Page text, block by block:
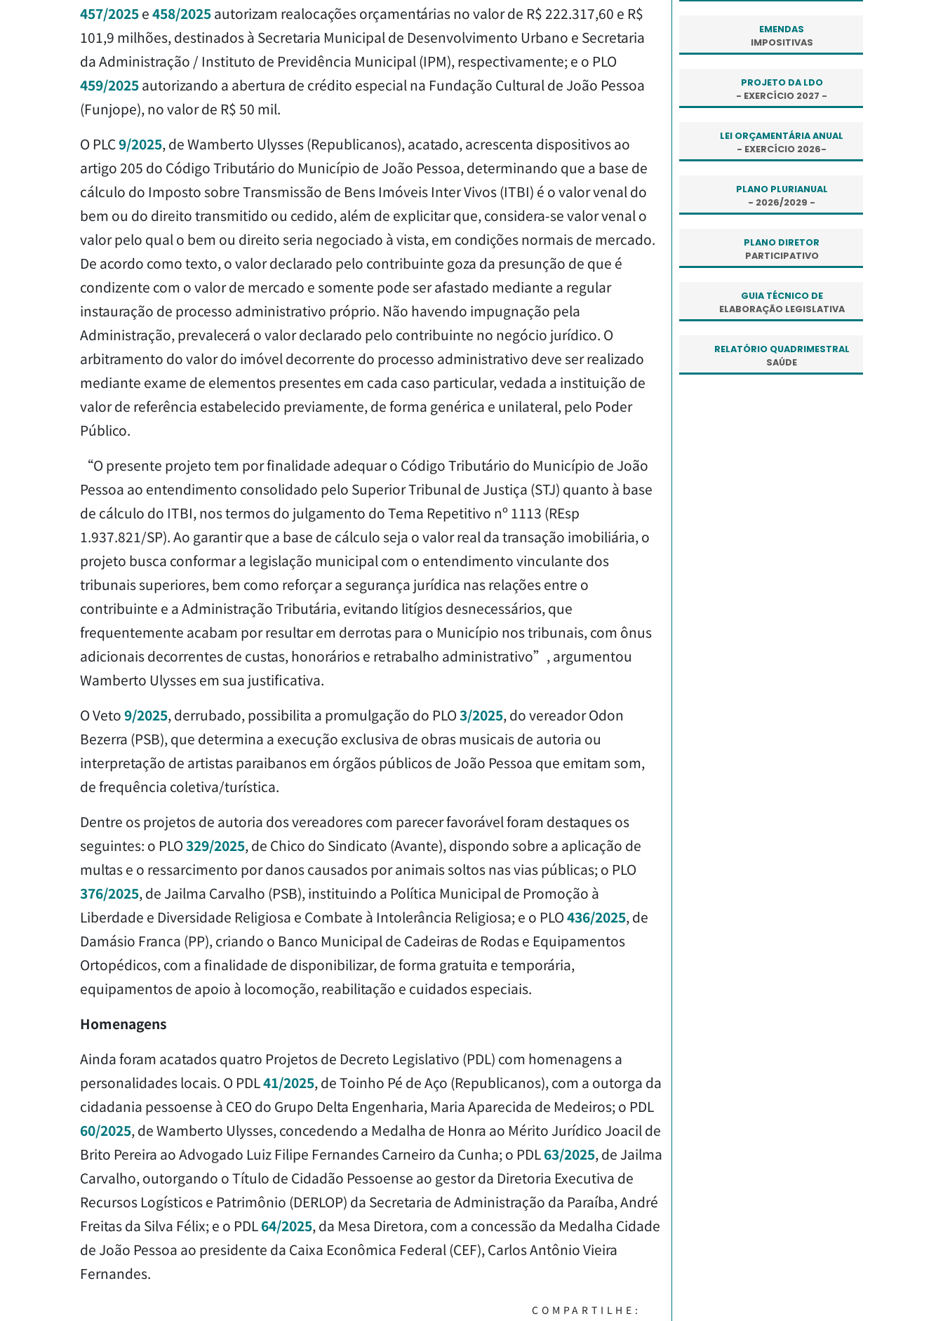
457/2025e458/2025autorizam realocações orçamentárias no valor de R$ 222.317,60 e R$
101,9 milhões, destinados à Secretaria Municipal de Desenvolvimento Urbano e Secretaria
da Administração / Instituto de Previdência Municipal (IPM), respectivamente; e o PLO
459/2025autorizando a abertura de crédito especial na Fundação Cultural de João Pessoa
(Funjope), no valor de R$ 50 mil.
O PLC9/2025, de Wamberto Ulysses (Republicanos), acatado, acrescenta dispositivos ao
artigo 205 do Código Tributário do Município de João Pessoa, determinando que a base de
cálculo do Imposto sobre Transmissão de Bens Imóveis Inter Vivos (ITBI) é o valor venal do
bem ou do direito transmitido ou cedido, além de explicitar que, considera-se valor venal o
valor pelo qual o bem ou direito seria negociado à vista, em condições normais de mercado.
De acordo como texto, o valor declarado pelo contribuinte goza da presunção de que é
condizente com o valor de mercado e somente pode ser afastado mediante a regular
instauração de processo administrativo próprio. Não havendo impugnação pela
Administração, prevalecerá o valor declarado pelo contribuinte no negócio jurídico. O
arbitramento do valor do imóvel decorrente do processo administrativo deve ser realizado
mediante exame de elementos presentes em cada caso particular, vedada a instituição de
valor de referência estabelecido previamente, de forma genérica e unilateral, pelo Poder
Público.
“O presente projeto tem por finalidade adequar o Código Tributário do Município de João
Pessoa ao entendimento consolidado pelo Superior Tribunal de Justiça (STJ) quanto à base
de cálculo do ITBI, nos termos do julgamento do Tema Repetitivo nº 1113 (REsp
1.937.821/SP). Ao garantir que a base de cálculo seja o valor real da transação imobiliária, o
projeto busca conformar a legislação municipal com o entendimento vinculante dos
tribunais superiores, bem como reforçar a segurança jurídica nas relações entre o
contribuinte e a Administração Tributária, evitando litígios desnecessários, que
frequentemente acabam por resultar em derrotas para o Município nos tribunais, com ônus
adicionais decorrentes de custas, honorários e retrabalho administrativo”, argumentou
Wamberto Ulysses em sua justificativa.
O Veto9/2025, derrubado, possibilita a promulgação do PLO3/2025, do vereador Odon
Bezerra (PSB), que determina a execução exclusiva de obras musicais de autoria ou
interpretação de artistas paraibanos em órgãos públicos de João Pessoa que emitam som,
de frequência coletiva/turística.
Dentre os projetos de autoria dos vereadores com parecer favorável foram destaques os
seguintes: o PLO329/2025, de Chico do Sindicato (Avante), dispondo sobre a aplicação de
multas e o ressarcimento por danos causados por animais soltos nas vias públicas; o PLO
376/2025, de Jailma Carvalho (PSB), instituindo a Política Municipal de Promoção à
Liberdade e Diversidade Religiosa e Combate à Intolerância Religiosa; e o PLO436/2025, de
Damásio Franca (PP), criando o Banco Municipal de Cadeiras de Rodas e Equipamentos
Ortopédicos, com a finalidade de disponibilizar, de forma gratuita e temporária,
equipamentos de apoio à locomoção, reabilitação e cuidados especiais.
Homenagens
Ainda foram acatados quatro Projetos de Decreto Legislativo (PDL) com homenagens a
personalidades locais. O PDL41/2025, de Toinho Pé de Aço (Republicanos), com a outorga da
cidadania pessoense à CEO do Grupo Delta Engenharia, Maria Aparecida de Medeiros; o PDL
60/2025, de Wamberto Ulysses, concedendo a Medalha de Honra ao Mérito Jurídico Joacil de
Brito Pereira ao Advogado Luiz Filipe Fernandes Carneiro da Cunha; o PDL63/2025, de Jailma
Carvalho, outorgando o Título de Cidadão Pessoense ao gestor da Diretoria Executiva de
Recursos Logísticos e Patrimônio (DERLOP) da Secretaria de Administração da Paraíba, André
Freitas da Silva Félix; e o PDL64/2025, da Mesa Diretora, com a concessão da Medalha Cidade
de João Pessoa ao presidente da Caixa Econômica Federal (CEF), Carlos Antônio Vieira
Fernandes.
COMPARTILHE:
EMENDAS
IMPOSITIVAS
PROJETO DA LDO
- EXERCÍCIO 2027 -
LEI ORÇAMENTÁRIA ANUAL
- EXERCÍCIO 2026-
PLANO PLURIANUAL
- 2026/2029 -
PLANO DIRETOR
PARTICIPATIVO
GUIA TÉCNICO DE
ELABORAÇÃO LEGISLATIVA
RELATÓRIO QUADRIMESTRAL
SAÚDE